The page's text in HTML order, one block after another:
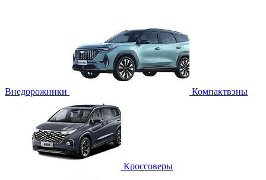
Внедорожники Компактвэны
Кроссоверы